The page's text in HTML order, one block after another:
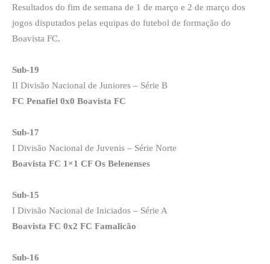
Resultados do fim de semana de 1 de março e 2 de março dos
jogos disputados pelas equipas do futebol de formação do
Boavista FC.
Sub-19
II Divisão Nacional de Juniores – Série B
FC Penafiel 0x0 Boavista FC
Sub-17
I Divisão Nacional de Juvenis – Série Norte
Boavista FC 1×1 CF Os Belenenses
Sub-15
I Divisão Nacional de Iniciados – Série A
Boavista FC 0x2 FC Famalicão
Sub-16